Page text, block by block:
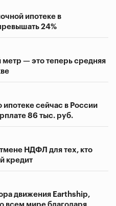
ипотеке в
24%
метр — это теперь средняя
сейчас в России
86 тыс. руб.
НДФЛ для тех, кто
кредит
движения Earthship,